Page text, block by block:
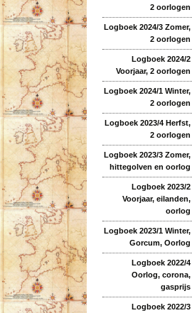
2 oorlogen
Logboek 2024/3 Zomer,
2 oorlogen
Logboek 2024/2
Voorjaar, 2 oorlogen
Logboek 2024/1 Winter,
2 oorlogen
Logboek 2023/4 Herfst,
2 oorlogen
Logboek 2023/3 Zomer,
hittegolven en oorlog
Logboek 2023/2
Voorjaar, eilanden,
oorlog
Logboek 2023/1 Winter,
Gorcum, Oorlog
Logboek 2022/4
Oorlog, corona,
gasprijs
Logboek 2022/3